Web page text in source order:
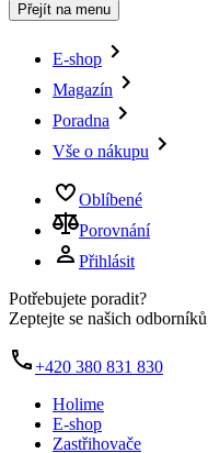
Přejít na menu
E-shop
Magazín
Poradna
Vše o nákupu
Oblíbené
Porovnání
Přihlásit
Potřebujete poradit?
Zeptejte se našich odborníků
+420 380 831 830
Holime
E-shop
Zastřihovače